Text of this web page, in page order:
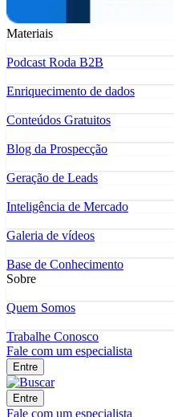
Materiais
Podcast Roda B2B
Enriquecimento de dados
Conteúdos Gratuitos
Blog da Prospecção
Geração de Leads
Inteligência de Mercado
Galeria de vídeos
Base de Conhecimento
Sobre
Quem Somos
Trabalhe Conosco
Fale com um especialista
Entre
Entre
Fale com um especialista